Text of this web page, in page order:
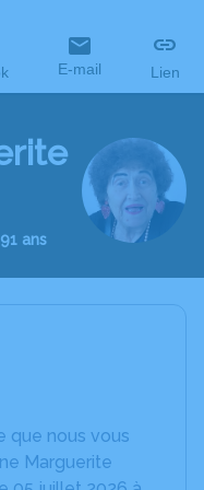
E-mail Lien
ans
que nous vous
Marguerite